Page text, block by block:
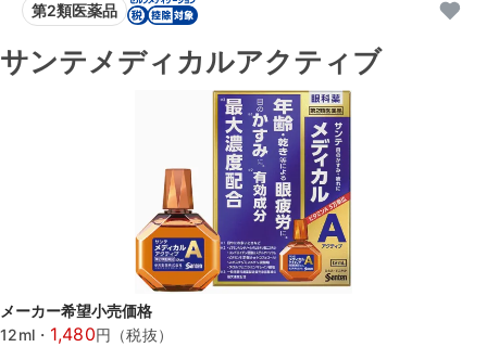
第2類医薬品
サンテメディカルアクティブ
メーカー希望小売価格
12ml ・ 1,480円（税抜）